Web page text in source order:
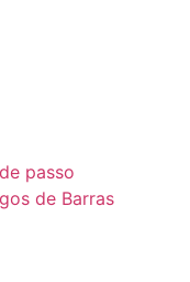
passo
de Barras